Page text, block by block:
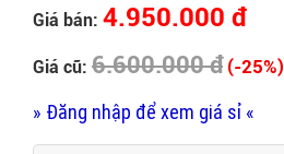
Giá bán: 4.950.000 đ
Giá cũ: 6.600.000 đ (-25%)
» Đăng nhập để xem giá sỉ «